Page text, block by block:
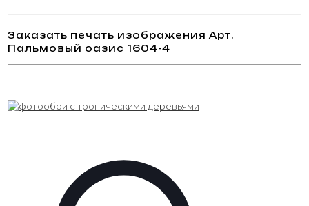
Заказать печать изображения Арт.
Пальмовый оазис 1604-4